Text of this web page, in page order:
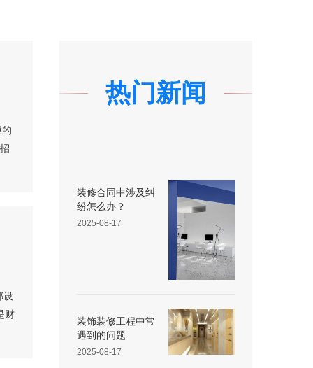
设
财
热门新闻
装修合同中涉及纠
纷怎么办？
2025-08-17
装饰装修工程中常
遇到的问题
2025-08-17